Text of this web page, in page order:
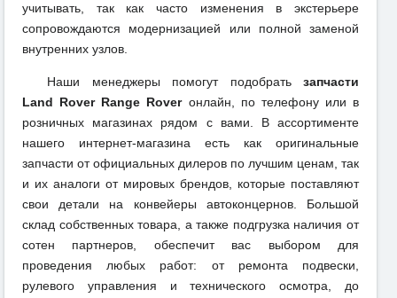
учитывать, так как часто изменения в экстерьере
сопровождаются модернизацией или полной заменой
внутренних узлов.
Наши менеджеры помогут подобрать запчасти
Land Rover Range Roverонлайн, по телефону или в
розничных магазинах рядом с вами. В ассортименте
нашего интернет-магазина есть как оригинальные
запчасти от официальных дилеров по лучшим ценам, так
и их аналоги от мировых брендов, которые поставляют
свои детали на конвейеры автоконцернов. Большой
склад собственных товара, а также подгрузка наличия от
сотен партнеров, обеспечит вас выбором для
проведения любых работ: от ремонта подвески,
рулевого управления и технического осмотра, до